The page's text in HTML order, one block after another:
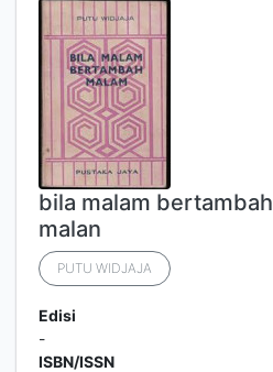
bila malam bertambah
malan
PUTU WIDJAJA
Edisi
-
ISBN/ISSN